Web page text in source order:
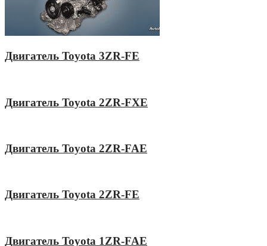
Двигатель Toyota 3ZR-FE
Двигатель Toyota 2ZR-FXE
Двигатель Toyota 2ZR-FAE
Двигатель Toyota 2ZR-FE
Двигатель Toyota 1ZR-FAE